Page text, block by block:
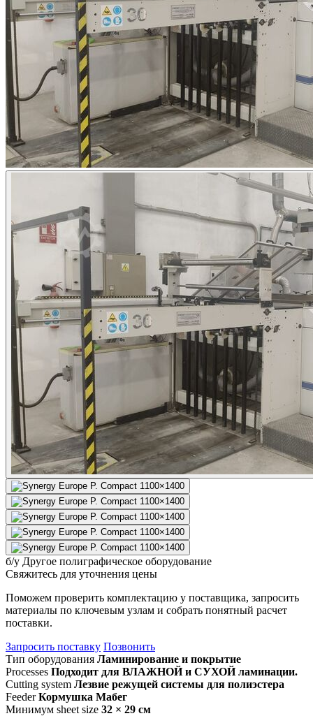
б/у Другое полиграфическое оборудование
Свяжитесь для уточнения цены
Поможем проверить комплектацию у поставщика, запросить
материалы по ключевым узлам и собрать понятный расчет
поставки.
Запросить поставку Позвонить
Тип оборудования Ламинирование и покрытие
Processes Подходит для ВЛАЖНОЙ и СУХОЙ ламинации.
Cutting system Лезвие режущей системы для полиэстера
Feeder Кормушка Мабег
Минимум sheet size 32 × 29 см